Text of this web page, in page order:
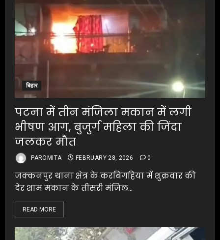
बिहार
पटना में तीन मंजिला मकान में लगी
भीषण आग, बुजुर्ग महिला की जिंदा
जलकर मौत
PAROMITA FEBRUARY 28, 2026 0
जक्कनपुर थाना क्षेत्र के करबिगहिया में शुक्रवार की
देर शाम मकान के तीसरी मंजिल...
READ MORE